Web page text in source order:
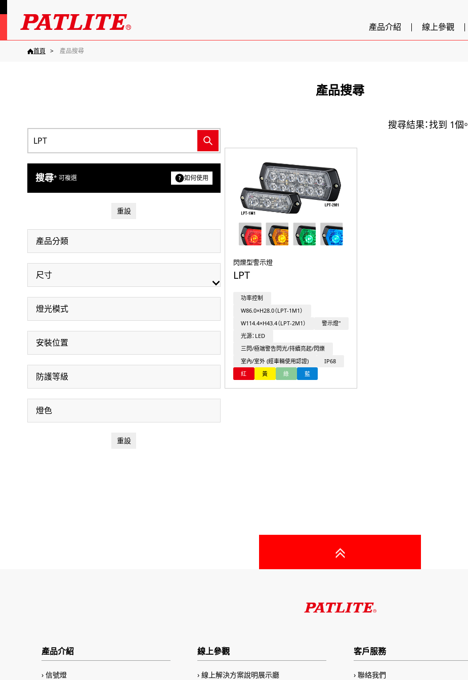
產品介紹 線上參觀
首頁 產品搜尋
產品搜尋
搜尋* 可複選 如何使用
重設
產品分類
尺寸
燈光模式
安裝位置
防護等級
燈色
重設
搜尋結果：找到 1個。
閃爍型警示燈
LPT
功率控制
W86.0×H28.0（LPT-1M1）
W114.4×H43.4（LPT-2M1）
警示燈"
光源：LED
三閃/極端警告閃光/持續亮起/閃爍
室內/室外 (經車輛使用認證)
IP68
紅
黃 綠 藍
產品介紹
信號燈
線上參觀
線上解決方案說明展示廳
客戶服務
聯絡我們